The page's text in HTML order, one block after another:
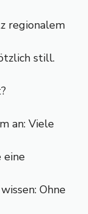
regionalem
still.
an: Viele
eine
Ohne